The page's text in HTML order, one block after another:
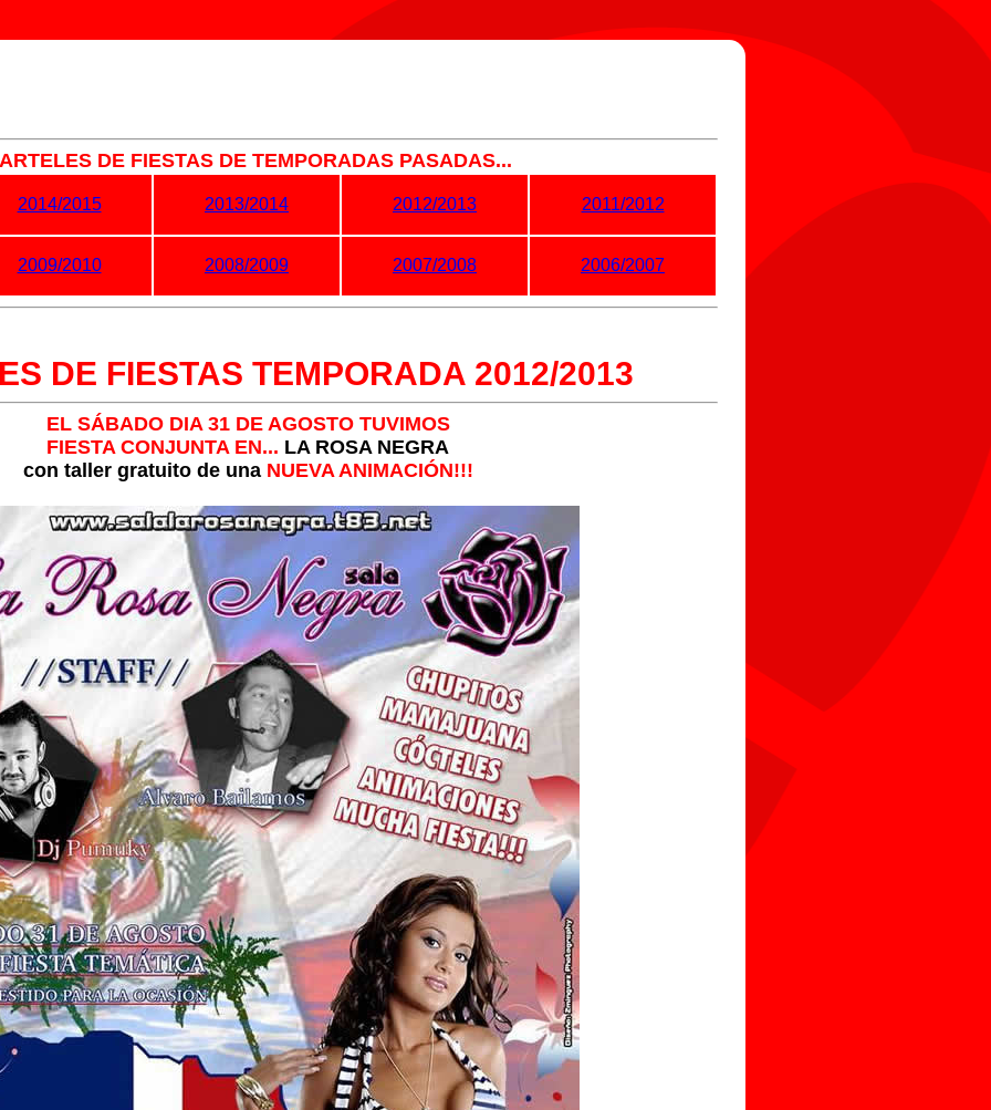
DE FIESTAS DE TEMPORADAS PASADAS...
2014/2015 2013/2014 2012/2013 2011/2012
2009/2010 2008/2009 2007/2008 2006/2007
DE FIESTAS TEMPORADA 2012/2013
EL SÁBADO DIA 31 DE AGOSTO TUVIMOS
FIESTA CONJUNTA EN... LA ROSA NEGRA
con taller gratuito de una NUEVA ANIMACIÓN!!!